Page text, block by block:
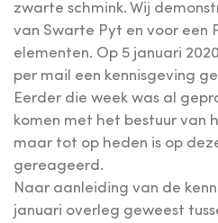
zwarte schmink. Wij
van Swarte Pyt en voor een
elementen. Op 5 januari
per mail een kennisgeving
Eerder die week was al
komen met het bestuur van
maar tot op heden is op
gereageerd.
Naar aanleiding van de
januari overleg geweest